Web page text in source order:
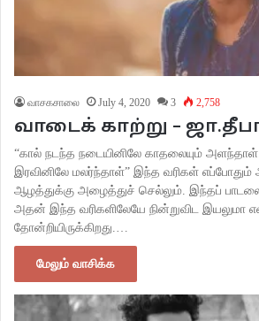
வாசகசாலை July 4, 2020 3 2,758
வாடைக் காற்று –
“கால் நடந்த நடையினிலே காதலையும்
இரவினிலே மலர்ந்தாள்” இந்த வரிகள்
ஆழத்துக்கு அழைத்துச் செல்லும். இந்தப்
அதன் இந்த வரிகளிலேயே நின்றுவிட இயலுமா
தோன்றியிருக்கிறது.…
மேலும் வாசிக்க